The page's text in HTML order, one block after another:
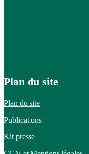
Plan du site
Plan du site
Publications
Kit presse